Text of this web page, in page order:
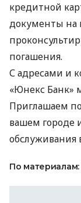
кредитной
документы на
погашения.
С адресами и
«Юнекс Банк»
Приглашаем
вашем городе
обслуживания
По материалам: